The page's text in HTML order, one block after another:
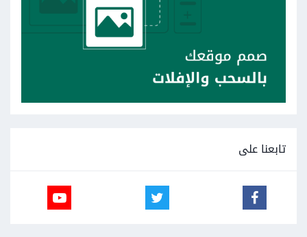
تابعنا على